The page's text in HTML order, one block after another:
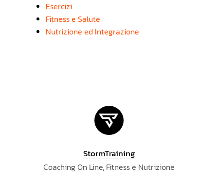
Esercizi
Fitness e Salute
Nutrizione ed Integrazione
StormTraining
Coaching On Line, Fitness e Nutrizione